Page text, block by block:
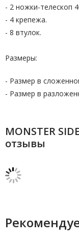
- 2 ножки-телескоп
- 4 крепежа.
- 8 втулок.
Размеры:
- Размер в
- Размер в
MONSTER
отзывы